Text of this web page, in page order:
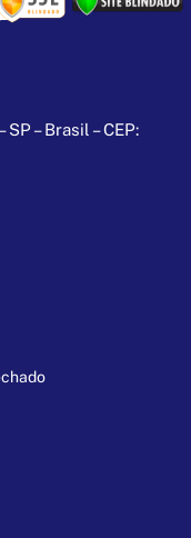
– Brasil – CEP: